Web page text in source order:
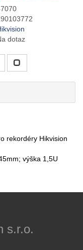
dotaz
rekordéry Hikvision
výška 1,5U
s.r.o.